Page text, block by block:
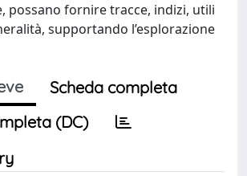
possano fornire tracce, indizi, utili
supportando l’esplorazione
Scheda completa
(DC)